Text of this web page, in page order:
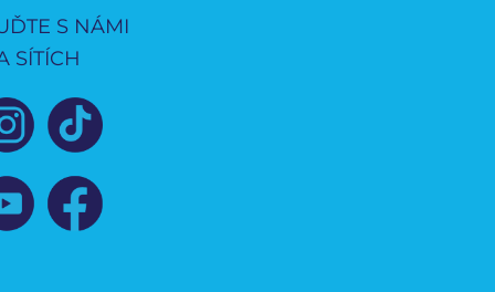
S NÁMI
SÍTÍCH